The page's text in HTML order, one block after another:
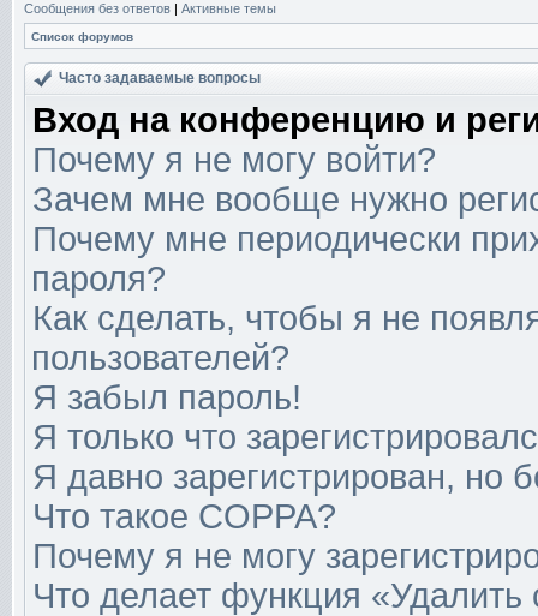
Сообщения без ответов | Активные темы
Список форумов
Часто задаваемые вопросы
Вход на конференцию и
Почему я не могу войти?
Зачем мне вообще нужно
Почему мне периодически
пароля?
Как сделать, чтобы я не
пользователей?
Я забыл пароль!
Я только что
Я давно зарегистрирован, но
Что такое COPPA?
Почему я не могу
Что делает функция